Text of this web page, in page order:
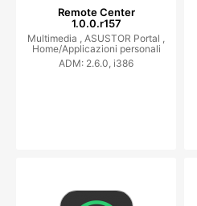
Remote Center
1.0.0.r157
Multimedia , ASUSTOR Portal ,
Home/Applicazioni personali
ADM: 2.6.0, i386